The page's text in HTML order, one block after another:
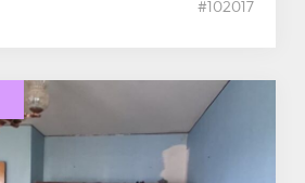
#102017